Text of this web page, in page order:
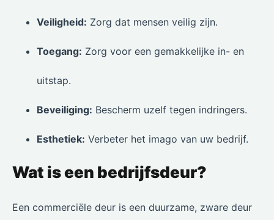
Veiligheid: Zorg dat mensen veilig zijn.
Toegang: Zorg voor een gemakkelijke in- en
uitstap.
Beveiliging: Bescherm uzelf tegen indringers.
Esthetiek: Verbeter het imago van uw bedrijf.
Wat is een bedrijfsdeur?
Een commerciële deur is een duurzame, zware deur